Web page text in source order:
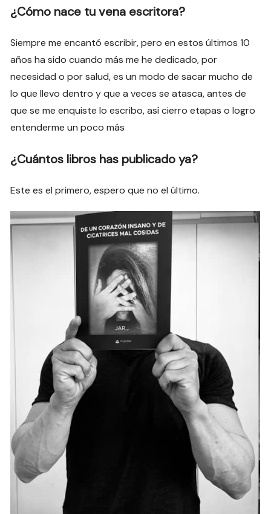
¿Cómo nace tu vena escritora?
Siempre me encantó escribir, pero en estos últimos 10
años ha sido cuando más me he dedicado, por
necesidad o por salud, es un modo de sacar mucho de
lo que llevo dentro y que a veces se atasca, antes de
que se me enquiste lo escribo, así cierro etapas o logro
entenderme un poco más
¿Cuántos libros has publicado ya?
Este es el primero, espero que no el último.